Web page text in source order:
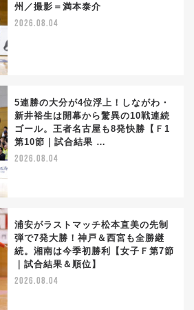
州／撮影＝満本泰介
2026.08.04
5連勝の大分が4位浮上！しながわ・
新井裕生は開幕から驚異の10戦連続
ゴール。王者名古屋も8発快勝【Ｆ1
第10節｜試合結果 …
2026.08.04
浦安がラストマッチ松本直美の先制
弾で7発大勝！神戸＆西宮も全勝継
続。湘南は今季初勝利【女子Ｆ第7節
｜試合結果＆順位】
2026.08.04